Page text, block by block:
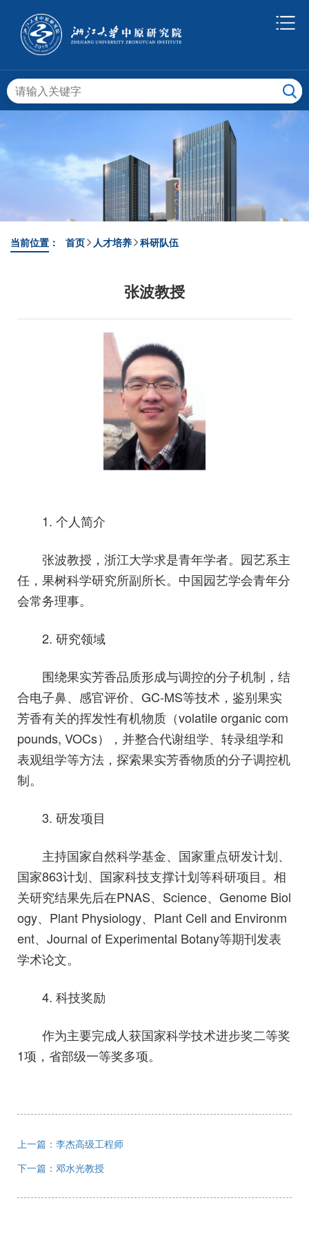
当前位置： 首页 人才培养 科研队伍
张波教授
1. 个人简介
张波教授，浙江大学求是青年学者。园艺系主
任，果树科学研究所副所长。中国园艺学会青年分
会常务理事。
2. 研究领域
围绕果实芳香品质形成与调控的分子机制，结
合电子鼻、感官评价、GC-MS等技术，鉴别果实
芳香有关的挥发性有机物质（volatile organic com
pounds, VOCs），并整合代谢组学、转录组学和
表观组学等方法，探索果实芳香物质的分子调控机
制。
3. 研发项目
主持国家自然科学基金、国家重点研发计划、
国家863计划、国家科技支撑计划等科研项目。相
关研究结果先后在PNAS、Science、Genome Biol
ogy、Plant Physiology、Plant Cell and Environm
ent、Journal of Experimental Botany等期刊发表
学术论文。
4. 科技奖励
作为主要完成人获国家科学技术进步奖二等奖
1项，省部级一等奖多项。
上一篇：李杰高级工程师
下一篇：邓水光教授